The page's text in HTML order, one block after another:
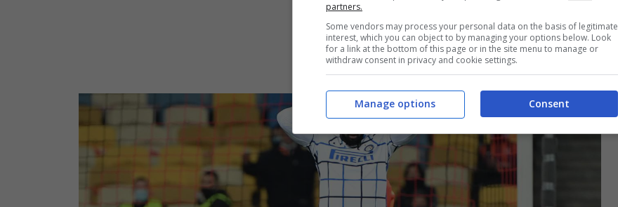
partners.
Some vendors may process your personal data on the basis of legitimate
interest, which you can object to by managing your options below. Look
for a link at the bottom of this page or in the site menu to manage or
withdraw consent in privacy and cookie settings.
Consent
Manage options